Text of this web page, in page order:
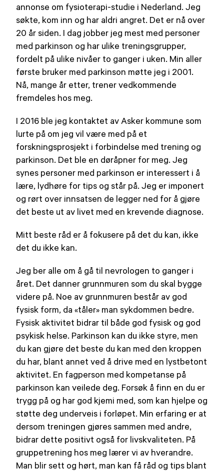
annonse om fysioterapi-studie i Nederland. Jeg
søkte, kom inn og har aldri angret. Det er nå over
20 år siden. I dag jobber jeg mest med personer
med parkinson og har ulike treningsgrupper,
fordelt på ulike nivåer to ganger i uken. Min aller
første bruker med parkinson møtte jeg i 2001.
Nå, mange år etter, trener vedkommende
fremdeles hos meg.
I 2016 ble jeg kontaktet av Asker kommune som
lurte på om jeg vil være med på et
forskningsprosjekt i forbindelse med trening og
parkinson. Det ble en døråpner for meg. Jeg
synes personer med parkinson er interessert i å
lære, lydhøre for tips og står på. Jeg er imponert
og rørt over innsatsen de legger ned for å gjøre
det beste ut av livet med en krevende diagnose.
Mitt beste råd er å fokusere på det du kan, ikke
det du ikke kan.
Jeg ber alle om å gå til nevrologen to ganger i
året. Det danner grunnmuren som du skal bygge
videre på. Noe av grunnmuren består av god
fysisk form, da «tåler» man sykdommen bedre.
Fysisk aktivitet bidrar til både god fysisk og god
psykisk helse. Parkinson kan du ikke styre, men
du kan gjøre det beste du kan med den kroppen
du har, blant annet ved å drive med en lystbetont
aktivitet. En fagperson med kompetanse på
parkinson kan veilede deg. Forsøk å finn en du er
trygg på og har god kjemi med, som kan hjelpe og
støtte deg underveis i forløpet. Min erfaring er at
dersom treningen gjøres sammen med andre,
bidrar dette positivt også for livskvaliteten. På
gruppetrening hos meg lærer vi av hverandre.
Man blir sett og hørt, man kan få råd og tips blant